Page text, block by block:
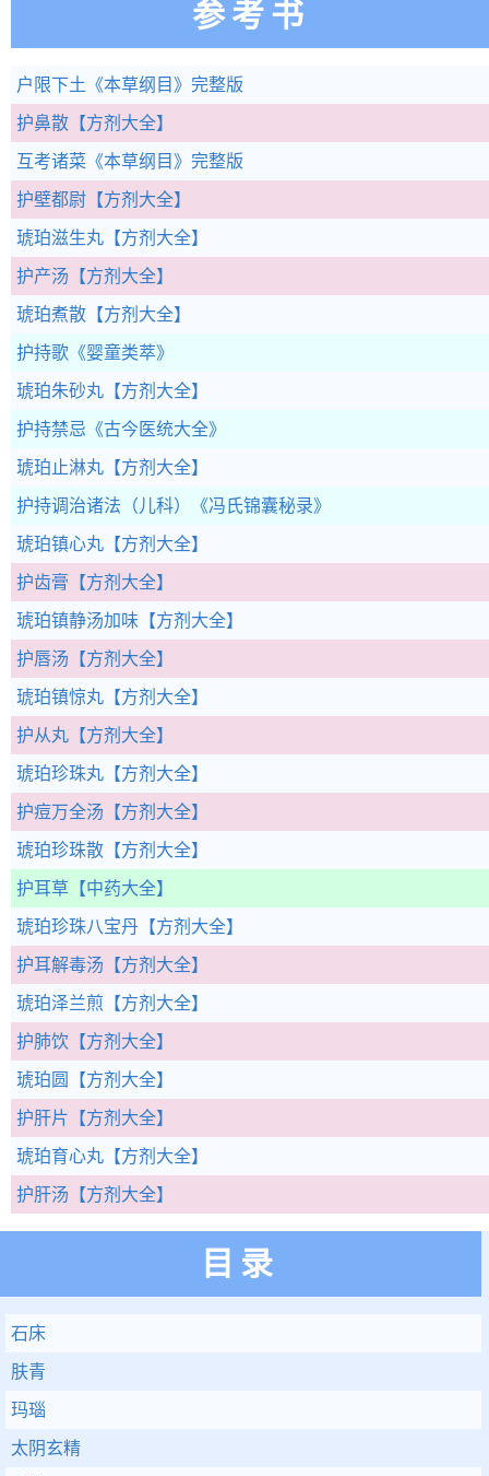
参考书
户限下土 《本草纲目》完整版
护鼻散 【方剂大全】
互考诸菜 《本草纲目》完整版
护壁都尉 【方剂大全】
琥珀滋生丸 【方剂大全】
护产汤 【方剂大全】
琥珀煮散 【方剂大全】
护持歌 《婴童类萃》
琥珀朱砂丸 【方剂大全】
护持禁忌 《古今医统大全》
琥珀止淋丸 【方剂大全】
护持调治诸法（儿科） 《冯氏锦囊秘录》
琥珀镇心丸 【方剂大全】
护齿膏 【方剂大全】
琥珀镇静汤加味 【方剂大全】
护唇汤 【方剂大全】
琥珀镇惊丸 【方剂大全】
护从丸 【方剂大全】
琥珀珍珠丸 【方剂大全】
护痘万全汤 【方剂大全】
琥珀珍珠散 【方剂大全】
护耳草 【中药大全】
琥珀珍珠八宝丹 【方剂大全】
护耳解毒汤 【方剂大全】
琥珀泽兰煎 【方剂大全】
护肺饮 【方剂大全】
琥珀圆 【方剂大全】
护肝片 【方剂大全】
琥珀育心丸 【方剂大全】
护肝汤 【方剂大全】
目录
石床
肤青
玛瑙
太阴玄精